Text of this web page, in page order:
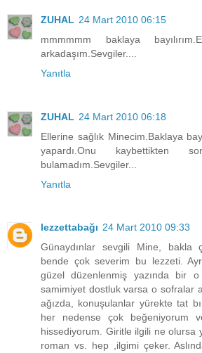
ZUHAL 24 Mart 2010 06:15
mmmmmm baklaya
arkadaşım.Sevgiler....
Yanıtla
ZUHAL 24 Mart 2010 06:18
Ellerine sağlık Minecim.Baklaya
yapardı.Onu
bulamadım.Sevgiler...
Yanıtla
lezzettabağı 24 Mart 2010 09:33
Günaydınlar sevgili Mine, bakla
bende çok severim bu lezzeti.
güzel düzenlenmiş yazında bir
samimiyet dostluk varsa o sofralar
ağızda, konuşulanlar yürekte tat
her nedense çok beğeniyorum
hissediyorum. Giritle ilgili ne olursa
roman vs. hep ,ilgimi çeker.